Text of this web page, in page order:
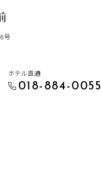
号
ホテル直通
018-884-0055